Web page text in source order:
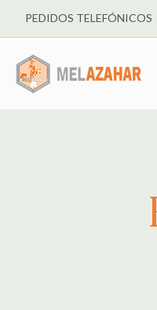
PEDIDOS TELEFÓNICOS